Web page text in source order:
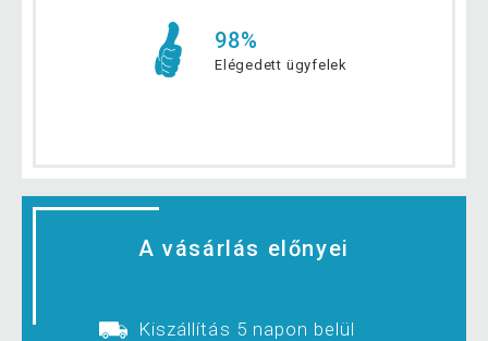
98%
Elégedett ügyfelek
A vásárlás előnyei
Kiszállítás 5 napon belül